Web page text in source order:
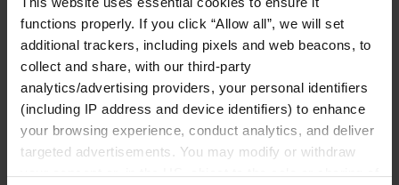
functions properly. If you click “Allow all”, we will set
additional trackers, including pixels and web beacons, to
collect and share, with our third-party
analytics/advertising providers, your personal identifiers
(including IP address and device identifiers) to enhance
your browsing experience, conduct analytics, and deliver
targeted advertisements. You may modify or withdraw
your consent or, in the US, object to the sale or sharing of
工业
化工与过程工业咨询团队
机械与工业技术
汽车与交通设备
能源业
金属与矿业
金融服务业
主权财富基金